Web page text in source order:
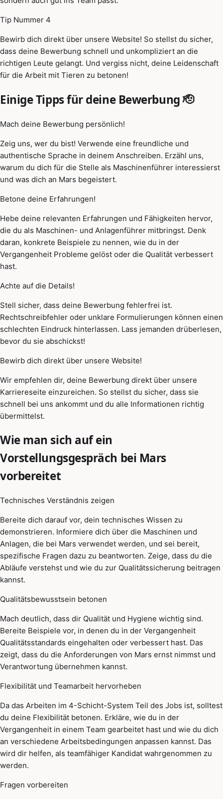
Tip Nummer 4
Bewirb dich direkt über unsere Website! So stellst du sicher,
dass deine Bewerbung schnell und unkompliziert an die
richtigen Leute gelangt. Und vergiss nicht, deine Leidenschaft
für die Arbeit mit Tieren zu betonen!
Einige Tipps für deine Bewerbung 🫡
Mach deine Bewerbung persönlich!
Zeig uns, wer du bist! Verwende eine freundliche und
authentische Sprache in deinem Anschreiben. Erzähl uns,
warum du dich für die Stelle als Maschinenführer interessierst
und was dich an Mars begeistert.
Betone deine Erfahrungen!
Hebe deine relevanten Erfahrungen und Fähigkeiten hervor,
die du als Maschinen- und Anlagenführer mitbringst. Denk
daran, konkrete Beispiele zu nennen, wie du in der
Vergangenheit Probleme gelöst oder die Qualität verbessert
hast.
Achte auf die Details!
Stell sicher, dass deine Bewerbung fehlerfrei ist.
Rechtschreibfehler oder unklare Formulierungen können einen
schlechten Eindruck hinterlassen. Lass jemanden drüberlesen,
bevor du sie abschickst!
Bewirb dich direkt über unsere Website!
Wir empfehlen dir, deine Bewerbung direkt über unsere
Karriereseite einzureichen. So stellst du sicher, dass sie
schnell bei uns ankommt und du alle Informationen richtig
übermittelst.
Wie man sich auf ein
Vorstellungsgespräch bei Mars
vorbereitet
Technisches Verständnis zeigen
Bereite dich darauf vor, dein technisches Wissen zu
demonstrieren. Informiere dich über die Maschinen und
Anlagen, die bei Mars verwendet werden, und sei bereit,
spezifische Fragen dazu zu beantworten. Zeige, dass du die
Abläufe verstehst und wie du zur Qualitätssicherung beitragen
kannst.
Qualitätsbewusstsein betonen
Mach deutlich, dass dir Qualität und Hygiene wichtig sind.
Bereite Beispiele vor, in denen du in der Vergangenheit
Qualitätsstandards eingehalten oder verbessert hast. Das
zeigt, dass du die Anforderungen von Mars ernst nimmst und
Verantwortung übernehmen kannst.
Flexibilität und Teamarbeit hervorheben
Da das Arbeiten im 4-Schicht-System Teil des Jobs ist, solltest
du deine Flexibilität betonen. Erkläre, wie du in der
Vergangenheit in einem Team gearbeitet hast und wie du dich
an verschiedene Arbeitsbedingungen anpassen kannst. Das
wird dir helfen, als teamfähiger Kandidat wahrgenommen zu
werden.
Fragen vorbereiten